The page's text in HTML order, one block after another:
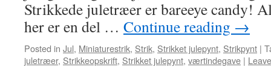
Strikkede juletræer er bareeye candy!
her er en del … Continue reading →
Posted in Jul, Miniaturestrik, Strik, Strikket julepynt, Strikpynt |
juletræer, Strikkeopskrift, Strikket julepynt, værtindegave |